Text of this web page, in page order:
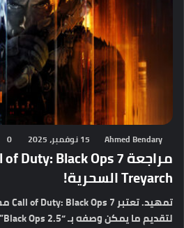
Ahmed Bendary 15 نوفمبر، 2025 0
Treyarch السحرية!
لتقديم ما يمكن وصفه بـ “Black Ops 2.5”،…